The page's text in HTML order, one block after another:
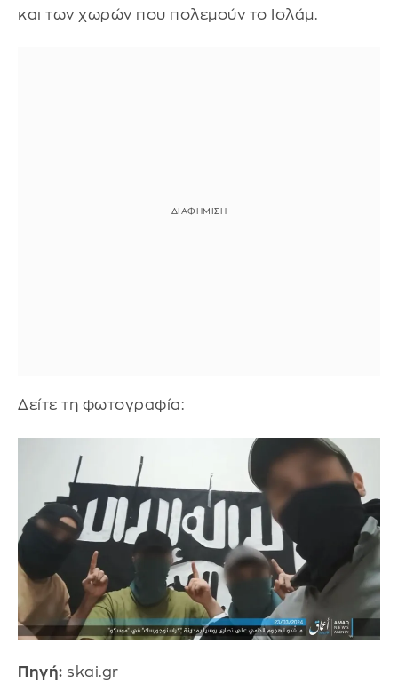
και των χωρών που πολεμούν το Ισλάμ.
Δείτε τη φωτογραφία:
Πηγή: skai.gr